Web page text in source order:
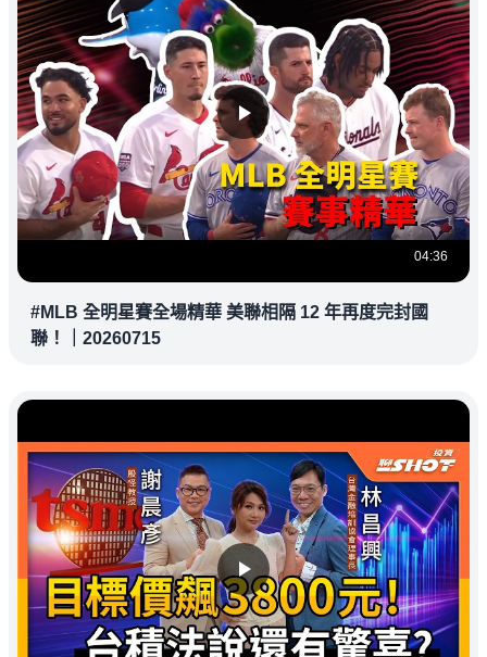
04:36
#MLB 全明星賽全場精華 美聯相隔 12 年再度完封國
聯！｜20260715